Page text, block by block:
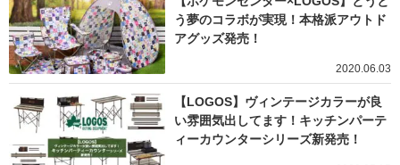
う夢のコラボが実現！本格派アウトド
アグッズ発売！
2020.06.03
【LOGOS】ヴィンテージカラーが良
い雰囲気出してます！キッチンパーテ
ィーカウンターシリーズ新発売！